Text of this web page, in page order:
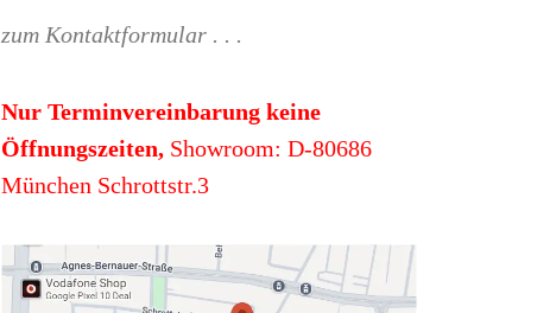
zum Kontaktformular . . .
Nur Terminvereinbarung keine
Öffnungszeiten, Showroom: D-80686
München Schrottstr.3